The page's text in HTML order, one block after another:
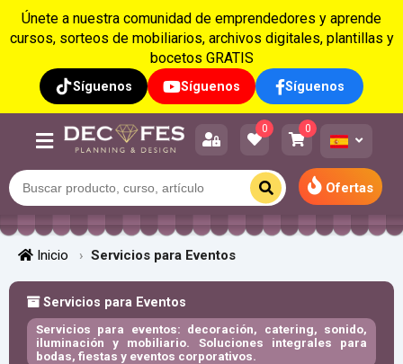
Únete a nuestra comunidad de emprendedores y aprende
cursos, sorteos de mobiliarios, archivos digitales, plantillas y
bocetos GRATIS
Síguenos Síguenos Síguenos
0 0
Ofertas
Inicio Servicios para Eventos
Servicios para Eventos
Servicios para eventos: decoración, catering, sonido,
iluminación y mobiliario. Soluciones integrales para
bodas, fiestas y eventos corporativos.